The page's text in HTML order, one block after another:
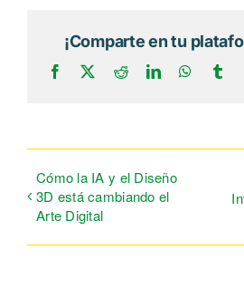
¡Comparte en tu
Facebook RedditLinkedIn
Cómo la IA y el Diseño
3D está cambiando el
Arte Digital